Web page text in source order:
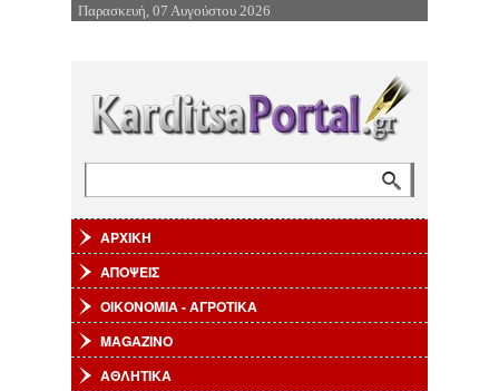
Επιστροφή στην Πλοήγηση
Παρασκευή, 07 Αυγούστου 2026
ΑΡΧΙΚΗ
ΑΠΟΨΕΙΣ
ΟΙΚΟΝΟΜΙΑ - ΑΓΡΟΤΙΚΑ
MAGAZINO
ΑΘΛΗΤΙΚΑ